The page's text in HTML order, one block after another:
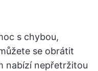
s chybou,
se obrátit
nabízí nepřetržitou